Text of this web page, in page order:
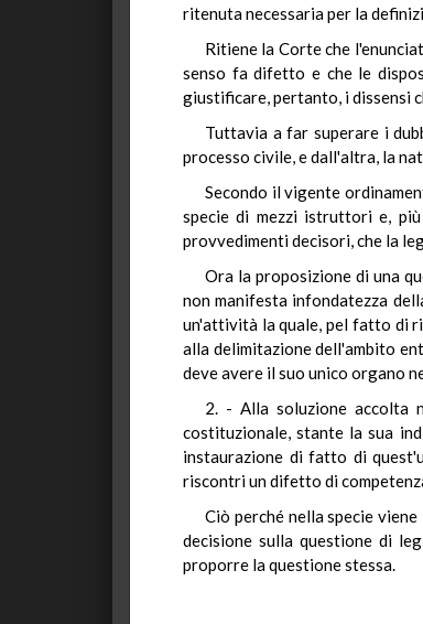
ritenuta necessaria per la
Ritiene la Corte che
senso fa difetto e che le
giustificare, pertanto, i dissensi
Tuttavia a far superare i
processo civile, e dall'altra, la
Secondo il vigente
specie di mezzi istruttori e,
provvedimenti decisori, che la
Ora la proposizione di una
non manifesta infondatezza
un'attività la quale, pel fatto di
alla delimitazione dell'ambito
deve avere il suo unico organo
2. - Alla soluzione accolta
costituzionale, stante la sua
instaurazione di fatto di
riscontri un difetto di
Ciò perché nella specie
decisione sulla questione di
proporre la questione stessa.